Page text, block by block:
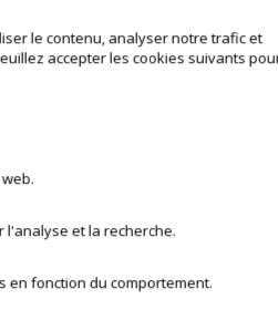
BVBA” » destiné aux
le contenu, analyser notre trafic et
accepter les cookies suivants
l'analyse et la recherche.
en fonction du comportement.